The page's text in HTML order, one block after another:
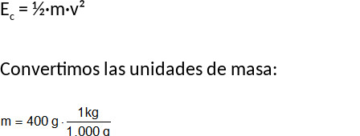
Ec = ½·m·v²
Convertimos las unidades de masa: